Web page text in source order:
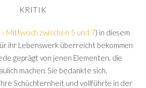
KRITIK
- Mittwoch zwischen 5 und 7) in diesem
ihr Lebenswerk überreicht bekommen
geprägt von jenen Elementen, die
machen. Sie bedankte sich,
Schüchternheit und vollführte in der